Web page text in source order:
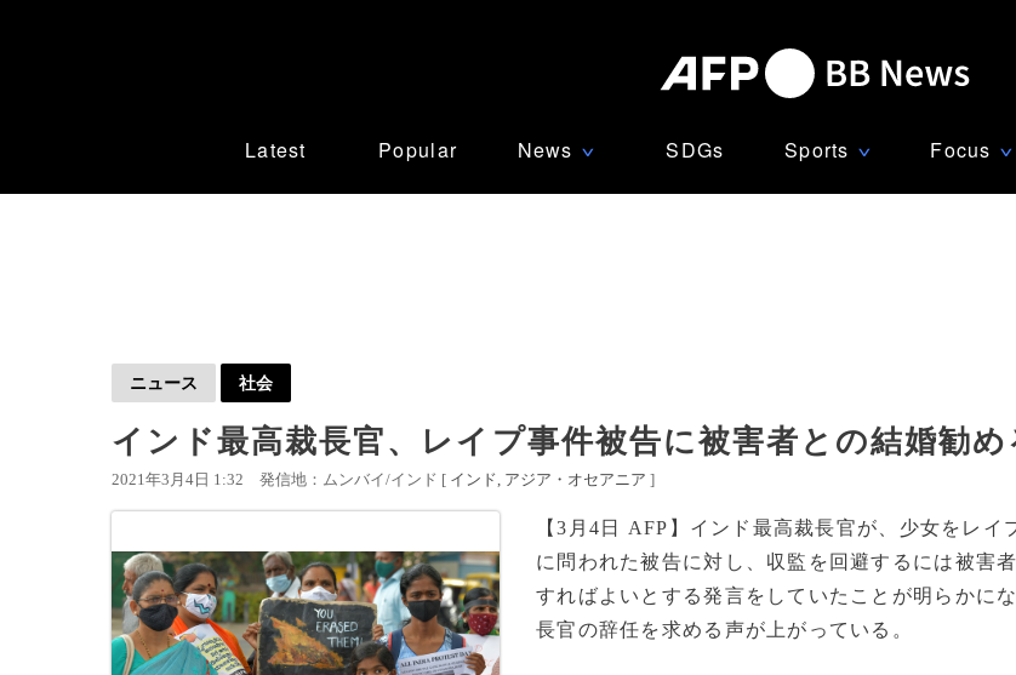
Latest Popular News ∨ SDGs Sports ∨ Focus ∨
ニュース 社会
インド最高裁長官、レイプ事件被告に被害者との結婚勧め
2021年3月4日 1:32 発信地：ムンバイ/インド [ インド アジア・オセアニア ]
【3月4日 AFP】インド最高裁長官が、少女をレイ
に問われた被告に対し、収監を回避するには被害
すればよいとする発言をしていたことが明らかに
長官の辞任を求める声が上がっている。